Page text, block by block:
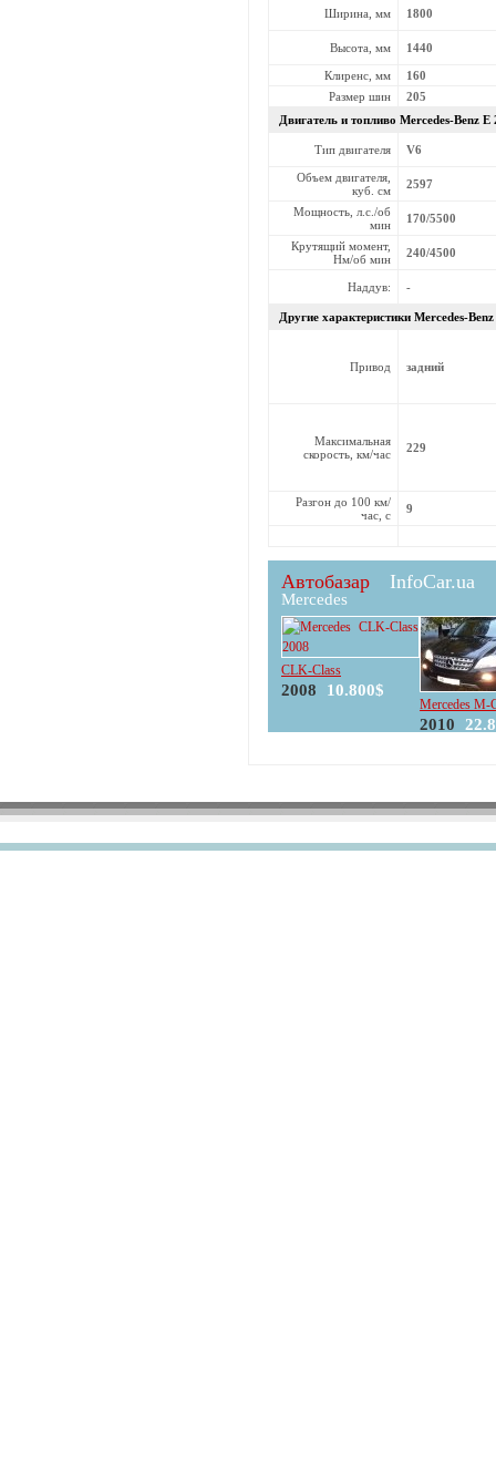
Ширина, мм 1800
Высота, мм 1440
Клиренс, мм
160
Размер шин
205
Двигатель и топливо Mercedes-Benz E
Тип двигателя V6
Объем двигателя,
куб. см
2597
Мощность, л.с./об
мин
170/5500
Крутящий момент,
Нм/об мин
240/4500
Наддув: -
Другие характеристики Mercedes-Benz
Привод задний
Максимальная
скорость, км/час
229
Разгон до 100 км/
час, с
9
Автобазар InfoCar.ua
Mercedes
CLK-Class
2008 10.800$
Mercedes M-
2010